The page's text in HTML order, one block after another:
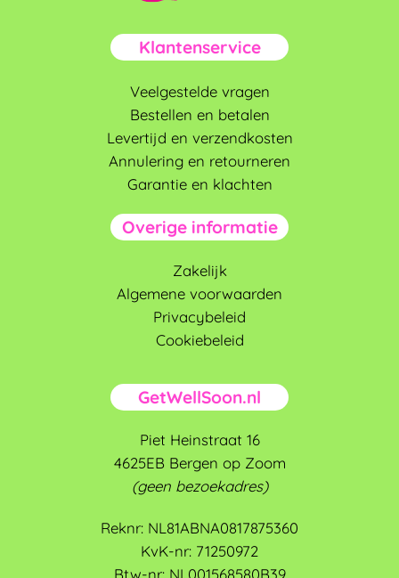
Klantenservice
Veelgestelde vragen
Bestellen en betalen
Levertijd en verzendkosten
Annulering en retourneren
Garantie en klachten
Overige informatie
Zakelijk
Algemene voorwaarden
Privacybeleid
Cookiebeleid
GetWellSoon.nl
Piet Heinstraat 16
4625EB Bergen op Zoom
(geen bezoekadres)
Reknr: NL81ABNA0817875360
KvK-nr: 71250972
Btw-nr: NL001568580B39